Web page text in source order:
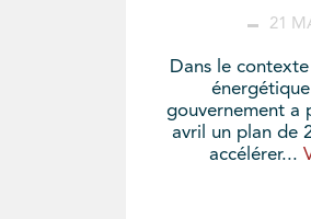
21
Dans le
gouvernement a
avril un plan de
accélérer...